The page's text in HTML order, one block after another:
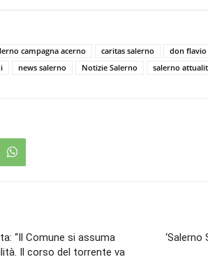
campagna acerno caritas salerno don flavio
news salerno Notizie Salerno salerno
“Il Comune si assuma
Il corso del torrente va